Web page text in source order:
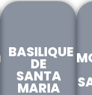
BASILIQUE
DE
SANTA
MARIA